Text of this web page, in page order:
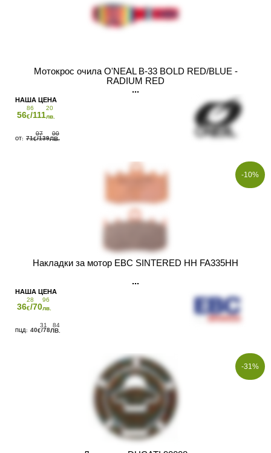
Мотокрос очила O'NEAL B-33 BOLD RED/BLUE -
RADIUM RED
56
86
€/111
20
лв.
71
07
€/139
00
ЛВ.
-10%
Накладки за мотор EBC SINTERED HH FA335HH
36
28
€/70
96
лв.
40
31
€/78
84
ЛВ.
-31%